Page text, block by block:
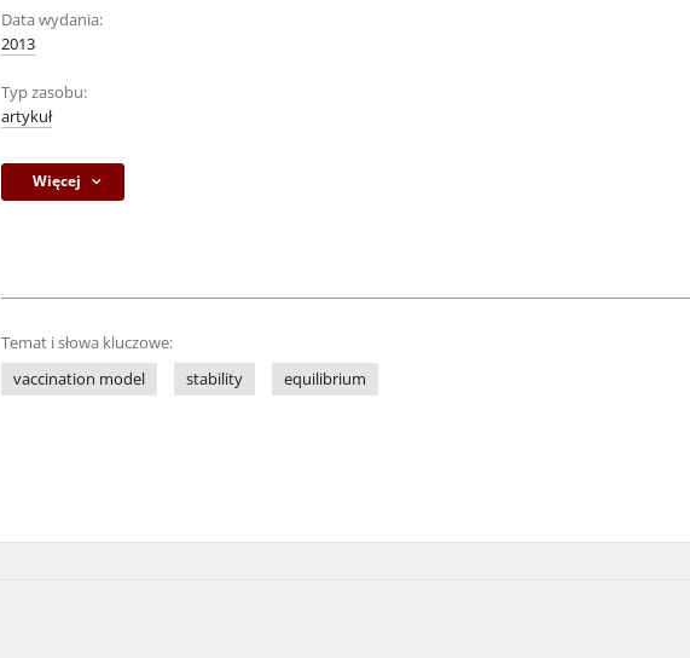
Data wydania:
2013
Typ zasobu:
artykuł
Więcej
Temat i słowa kluczowe:
vaccination model
stability equilibrium